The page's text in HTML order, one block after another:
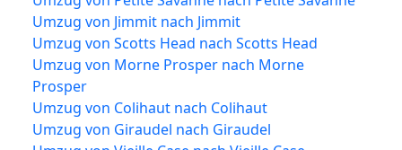
Umzug von Jimmit nach Jimmit
Umzug von Scotts Head nach Scotts Head
Umzug von Morne Prosper nach Morne
Prosper
Umzug von Colihaut nach Colihaut
Umzug von Giraudel nach Giraudel